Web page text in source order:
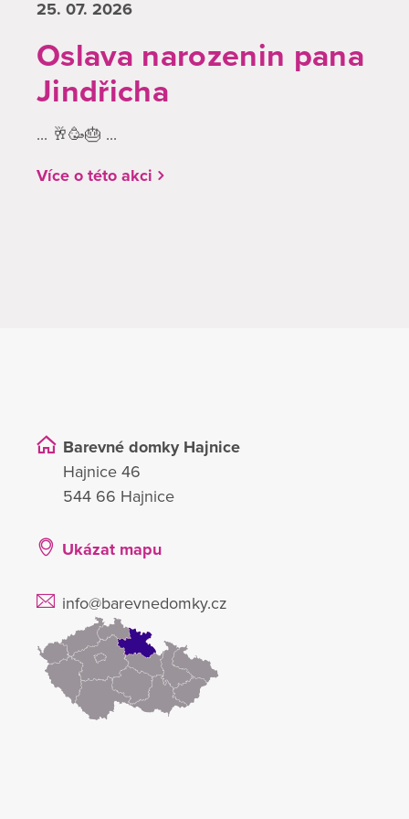
25. 07. 2026
Oslava narozenin pana
Jindřicha
... 🥂🥳🎂 ...
Více o této akci
Barevné domky Hajnice
Hajnice 46
544 66 Hajnice
Ukázat mapu
info@barevnedomky.cz